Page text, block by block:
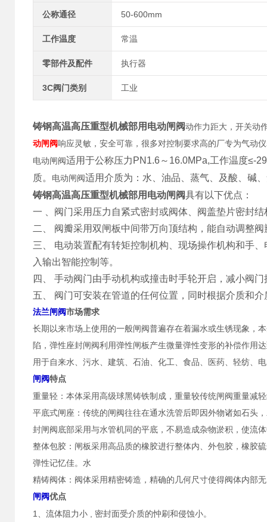
公称通径 50-600mm
工作温度 常温
零部件及配件 执行器
3C阀门类别 工业
铸钢高温高压重型机械部用电动闸阀动作力距大，开关动
动闸阀响应灵敏，安全可靠，很多对控制要求高的厂专为气动
电动闸阀适用于公称压力 PN1.6～ 16.0MPa,工作温度≤-29
质。
电动闸阀适用介质为：水、油品、蒸气、及酸、碱
铸钢高温高压重型机械部用电动闸阀具有以下优点：
一
阀门采用压力自紧式密封或阀体、阀盖垫片密封
二、
阀瓣采用双闸板中间带万向顶结构，能自动调整
三、
电动装置配有转矩控制机构、现场操作机构和手
入输出智能控制等。
四、
手动阀门由手动机构或撞击时手轮开启，减小阀门
五、
阀门可安装在管道的任何位置，同时根据介质和
法兰闸阀市场需求
长期以来市场上使用的一般闸阀普遍存在着漏水或生锈现象，
陷，弹性座封闸阀利用弹性闸板产生微量弹性变形的补偿作用
用于自来水、污水、建筑、石油、化工、食品、医药、轻纺、
闸阀特点
重量轻：本体采用高级球黑铸铁制成，重量较传统闸阀重量减
平底式闸座：传统的闸阀往往在通水洗管后即因外物诸如石头
封闸阀底部采用与水管机同的平底，不易造成杂物淤积，使流
整体包胶：闸板采用高品质的橡胶进行整体内、外包胶，橡胶
弹性记忆佳。水
精铸阀体：阀体采用精密铸造，精确的几何尺寸使得阀体内部
闸阀优点
1 、流体阻力小 密封面受介质的忡刷和侵蚀小。